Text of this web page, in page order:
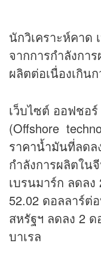
นักวิเคราะห์คาด
จากการกำลังกา
ผลิตต่อเนื่องเกิน
เว็บไซต์ ออฟชอ
(Offshore
ราคาน้ำมันที่ลดล
กำลังการผลิตใ
เบรนมาร์ก ลดล
52.02 ดอลลาร์ต่
สหรัฐฯ ลดลง 2
บาเรล